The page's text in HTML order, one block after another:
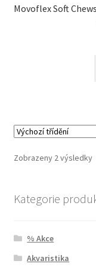
Bozita pro psy
Natural
přírodními
Hill’s pro psy
Hračky pro psy
Movoflex Soft
Zobrazeny 2 výsledky
Kategorie
% Akce
Akvaristika